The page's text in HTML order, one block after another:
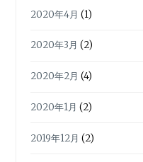
2020年4月 (1)
2020年3月 (2)
2020年2月 (4)
2020年1月 (2)
2019年12月 (2)